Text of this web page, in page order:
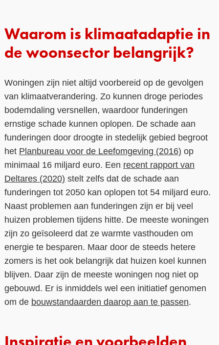
Waarom is klimaatadaptie in
de woonsector belangrijk?
Woningen zijn niet altijd voorbereid op de gevolgen
van klimaatverandering. Zo kunnen droge periodes
bodemdaling versnellen, waardoor funderingen
ernstige schade kunnen oplopen. De schade aan
funderingen door droogte in stedelijk gebied begroot
het Planbureau voor de Leefomgeving (2016) op
minimaal 16 miljard euro. Een recent rapport van
Deltares (2020) stelt zelfs dat de schade aan
funderingen tot 2050 kan oplopen tot 54 miljard euro.
Naast problemen aan funderingen zijn er bij veel
huizen problemen tijdens hitte. De meeste woningen
zijn zo geïsoleerd dat ze warmte vasthouden om
energie te besparen. Maar door de steeds hetere
zomers is het ook belangrijk dat huizen koel kunnen
blijven. Daar zijn de meeste woningen nog niet op
gebouwd. Er is inmiddels wel een initiatief genomen
om de bouwstandaarden daarop aan te passen.